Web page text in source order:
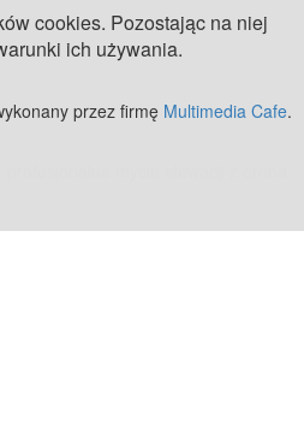
cookies. Pozostając na niej
ich używania.
przez firmę Multimedia Cafe.